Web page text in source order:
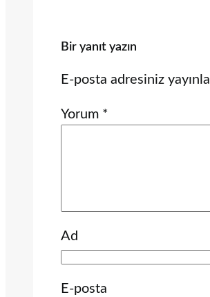
Bir yanıt yazın
E-posta adresiniz
Yorum *
Ad
E-posta